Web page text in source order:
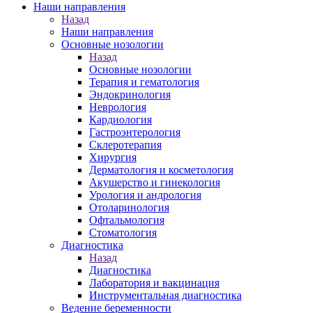
Наши направления
Назад
Наши направления
Основные нозологии
Назад
Основные нозологии
Терапия и гематология
Эндокринология
Неврология
Кардиология
Гастроэнтерология
Склеротерапия
Хирургия
Дерматология и косметология
Акушерство и гинекология
Урология и андрология
Отоларинология
Офтальмология
Стоматология
Диагностика
Назад
Диагностика
Лаборатория и вакцинация
Инструментальная диагностика
Ведение беременности